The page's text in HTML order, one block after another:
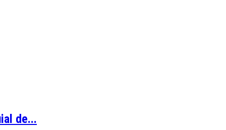
de...